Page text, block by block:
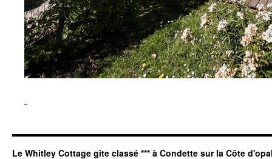
Le Whitley Cottage gîte classé *** à Condette sur la Côte